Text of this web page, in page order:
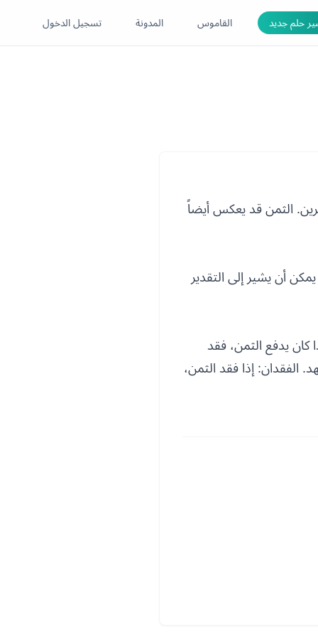
حلم جديد القاموس المدونة تسجيل الدخول
الثمن قد يعكس أيضاً
أن يشير إلى التقدير
كان يدفع الثمن، فقد
الفقدان: إذا فقد الثمن،